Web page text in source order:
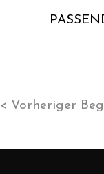
< Vorheriger